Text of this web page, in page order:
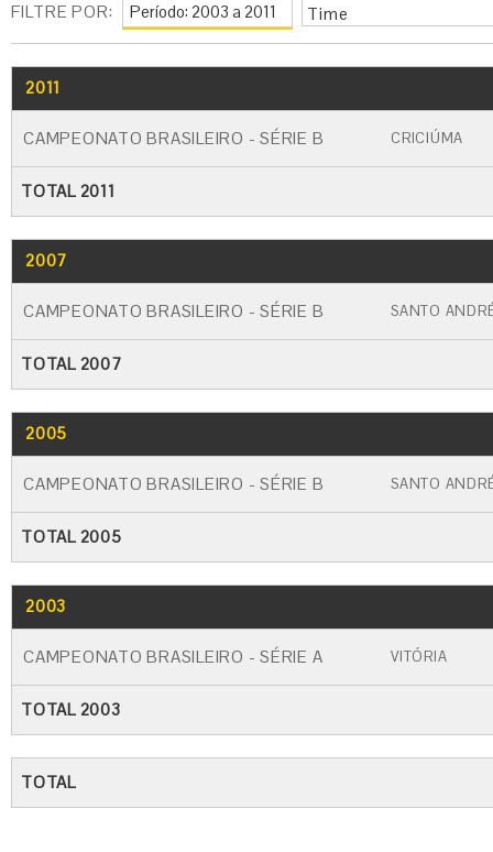
FILTRE POR: Time
2011
CAMPEONATO BRASILEIRO - SÉRIE B CRICIÚMA
TOTAL 2011
2007
CAMPEONATO BRASILEIRO - SÉRIE B SANTO
TOTAL 2007
2005
CAMPEONATO BRASILEIRO - SÉRIE B SANTO
TOTAL 2005
2003
CAMPEONATO BRASILEIRO - SÉRIE A VITÓRIA
TOTAL 2003
TOTAL